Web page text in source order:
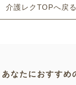
介護レクTOPへ戻る
あなたにおすすめ